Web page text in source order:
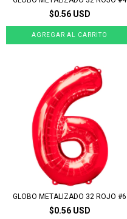
$0.56 USD
GLOBO METALIZADO 32 ROJO #6
$0.56 USD